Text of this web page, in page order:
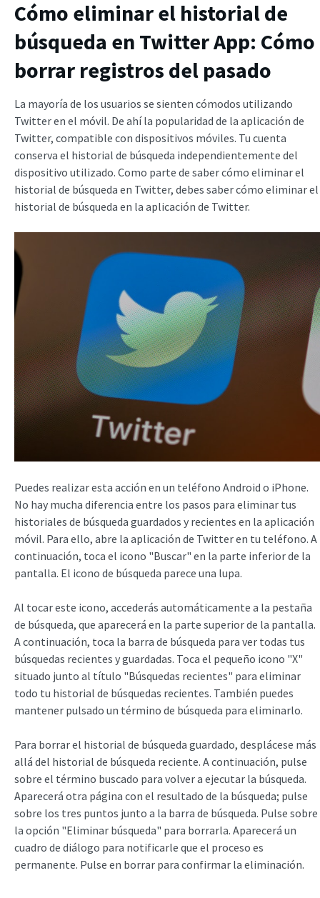
Cómo eliminar el historial de
búsqueda en Twitter App: Cómo
borrar registros del pasado
La mayoría de los usuarios se sienten cómodos utilizando
Twitter en el móvil. De ahí la popularidad de la aplicación de
Twitter, compatible con dispositivos móviles. Tu cuenta
conserva el historial de búsqueda independientemente del
dispositivo utilizado. Como parte de saber cómo eliminar el
historial de búsqueda en Twitter, debes saber cómo eliminar el
historial de búsqueda en la aplicación de Twitter.
Puedes realizar esta acción en un teléfono Android o iPhone.
No hay mucha diferencia entre los pasos para eliminar tus
historiales de búsqueda guardados y recientes en la aplicación
móvil. Para ello, abre la aplicación de Twitter en tu teléfono. A
continuación, toca el icono "Buscar" en la parte inferior de la
pantalla. El icono de búsqueda parece una lupa.
Al tocar este icono, accederás automáticamente a la pestaña
de búsqueda, que aparecerá en la parte superior de la pantalla.
A continuación, toca la barra de búsqueda para ver todas tus
búsquedas recientes y guardadas. Toca el pequeño icono "X"
situado junto al título "Búsquedas recientes" para eliminar
todo tu historial de búsquedas recientes. También puedes
mantener pulsado un término de búsqueda para eliminarlo.
Para borrar el historial de búsqueda guardado, desplácese más
allá del historial de búsqueda reciente. A continuación, pulse
sobre el término buscado para volver a ejecutar la búsqueda.
Aparecerá otra página con el resultado de la búsqueda; pulse
sobre los tres puntos junto a la barra de búsqueda. Pulse sobre
la opción "Eliminar búsqueda" para borrarla. Aparecerá un
cuadro de diálogo para notificarle que el proceso es
permanente. Pulse en borrar para confirmar la eliminación.